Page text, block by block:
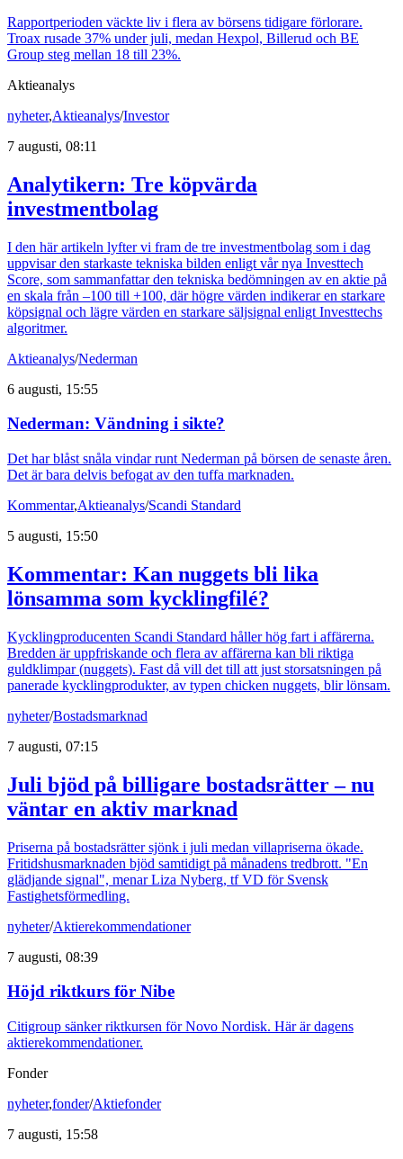
Rapportperioden väckte liv i flera av börsens tidigare förlorare.
Troax rusade 37% under juli, medan Hexpol, Billerud och BE
Group steg mellan 18 till 23%.
Aktieanalys
nyheter,Aktieanalys/Investor
7 augusti, 08:11
Analytikern: Tre köpvärda
investmentbolag
I den här artikeln lyfter vi fram de tre investmentbolag som i dag
uppvisar den starkaste tekniska bilden enligt vår nya Investtech
Score, som sammanfattar den tekniska bedömningen av en aktie på
en skala från –100 till +100, där högre värden indikerar en starkare
köpsignal och lägre värden en starkare säljsignal enligt Investtechs
algoritmer.
Aktieanalys/Nederman
6 augusti, 15:55
Nederman: Vändning i sikte?
Det har blåst snåla vindar runt Nederman på börsen de senaste åren.
Det är bara delvis befogat av den tuffa marknaden.
Kommentar,Aktieanalys/Scandi Standard
5 augusti, 15:50
Kommentar: Kan nuggets bli lika
lönsamma som kycklingfilé?
Kycklingproducenten Scandi Standard håller hög fart i affärerna.
Bredden är uppfriskande och flera av affärerna kan bli riktiga
guldklimpar (nuggets). Fast då vill det till att just storsatsningen på
panerade kycklingprodukter, av typen chicken nuggets, blir lönsam.
nyheter/Bostadsmarknad
7 augusti, 07:15
Juli bjöd på billigare bostadsrätter – nu
väntar en aktiv marknad
Priserna på bostadsrätter sjönk i juli medan villapriserna ökade.
Fritidshusmarknaden bjöd samtidigt på månadens tredbrott. "En
glädjande signal", menar Liza Nyberg, tf VD för Svensk
Fastighetsförmedling.
nyheter/Aktierekommendationer
7 augusti, 08:39
Höjd riktkurs för Nibe
Citigroup sänker riktkursen för Novo Nordisk. Här är dagens
aktierekommendationer.
Fonder
nyheter,fonder/Aktiefonder
7 augusti, 15:58